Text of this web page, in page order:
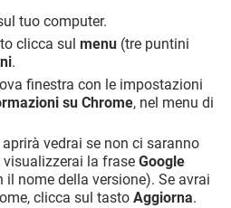
tuo computer.
clicca sul menu (tre puntini
.
finestra con le impostazioni
su Chrome, nel menu di
vedrai se non ci saranno
la frase Google
il nome della versione). Se avrai
clicca sul tasto Aggiorna.